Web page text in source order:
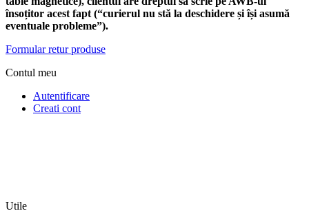
însoțitor acest fapt (“curierul nu stă la deschidere și își asumă
eventuale probleme”).
Formular retur produse
Contul meu
Autentificare
Creati cont
Utile